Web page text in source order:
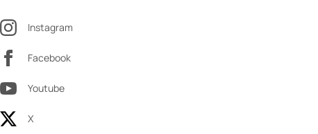
Instagram
Facebook
Youtube
X